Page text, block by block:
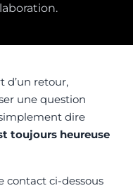
d’un retour,
une question
dire
toujours heureuse
contact ci-dessous